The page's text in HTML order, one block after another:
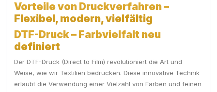
Vorteile von Druckverfahren –
Flexibel, modern, vielfältig
DTF-Druck – Farbvielfalt neu
definiert
Der DTF-Druck (Direct to Film) revolutioniert die Art und
Weise, wie wir Textilien bedrucken. Diese innovative Technik
erlaubt die Verwendung einer Vielzahl von Farben und feinen